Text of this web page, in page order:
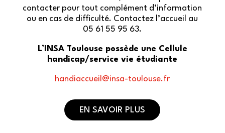
contacter pour tout complément d’information
ou en cas de difficulté. Contactez l’accueil au
05 61 55 95 63.
L’INSA Toulouse possède une Cellule
handicap/service vie étudiante
handiaccueil@insa-toulouse.fr
EN SAVOIR PLUS